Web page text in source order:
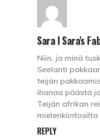
Sara I Sara's
Niin, ja minä
Seelanti
teijän
ihanaa päästä
Teijän afrikan
mielenkiintosilta
REPLY